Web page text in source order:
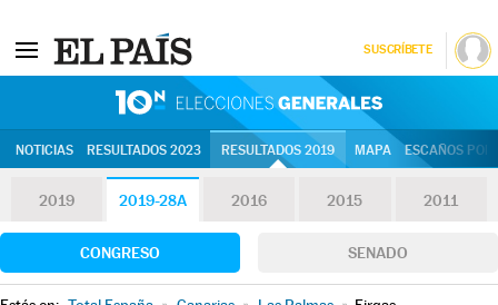
SUSCRÍBETE
NOTICIAS RESULTADOS 2023 RESULTADOS 2019 MAPA ESCAÑOS
2019 2019-28A 2016 2015 2011
CONGRESO SENADO